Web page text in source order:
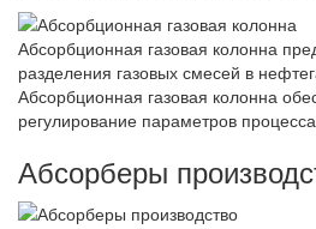
Абсорбционная газовая колонна
разделения газовых смесей в
Абсорбционная газовая колонна
регулирование параметров
Абсорберы